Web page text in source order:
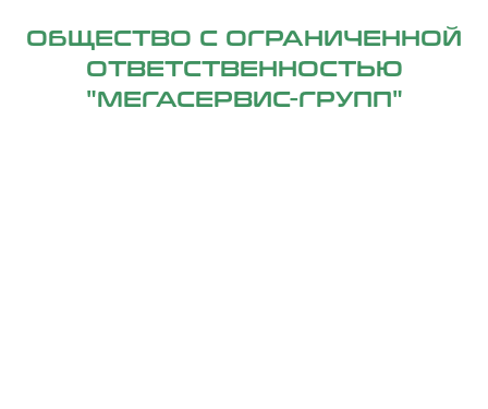
ОБЩЕСТВО С ОГРАНИЧЕННОЙ
ОТВЕТСТВЕННОСТЬЮ
"МЕГАСЕРВИС-ГРУПП"